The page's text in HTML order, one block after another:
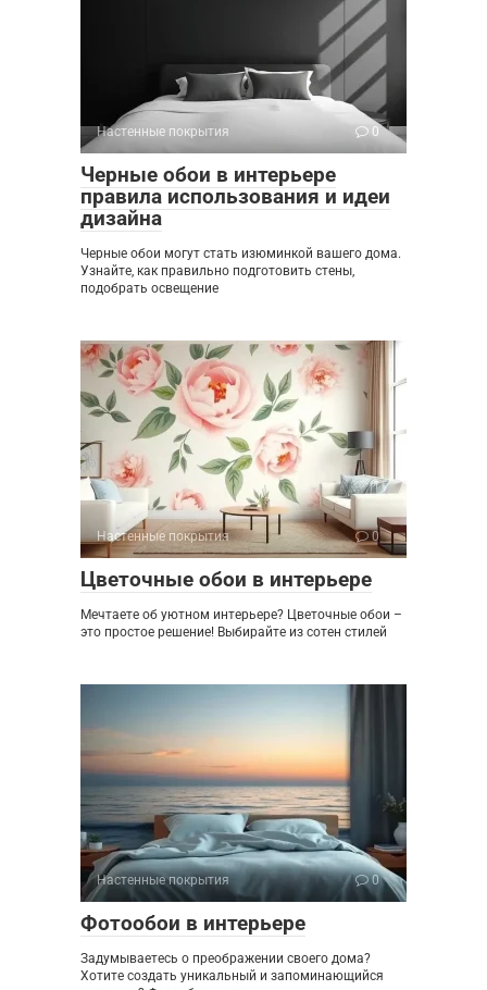
Настенные покрытия 0
Черные обои в интерьере
правила использования и идеи
дизайна
Черные обои могут стать изюминкой вашего дома.
Узнайте, как правильно подготовить стены,
подобрать освещение
Настенные покрытия 0
Цветочные обои в интерьере
Мечтаете об уютном интерьере? Цветочные обои –
это простое решение! Выбирайте из сотен стилей
Настенные покрытия 0
Фотообои в интерьере
Задумываетесь о преображении своего дома?
Хотите создать уникальный и запоминающийся